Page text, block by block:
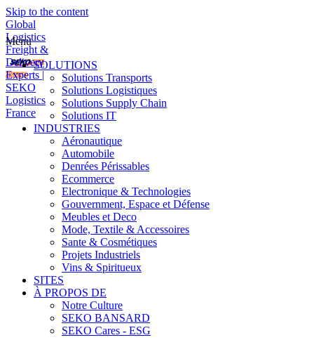
Skip to the content
Global
Logistics
Freight &
Delivery
Experts |
SEKO
Logistics
France
Menu
SOLUTIONS
Solutions Transports
Solutions Logistiques
Solutions Supply Chain
Solutions IT
INDUSTRIES
Aéronautique
Automobile
Denrées Périssables
Ecommerce
Electronique & Technologies
Gouvernment, Espace et Défense
Meubles et Deco
Mode, Textile & Accessoires
Sante & Cosmétiques
Projets Industriels
Vins & Spiritueux
SITES
À PROPOS DE
Notre Culture
SEKO BANSARD
SEKO Cares - ESG